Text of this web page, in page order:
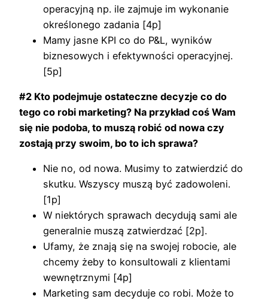
operacyjną np. ile zajmuje im wykonanie
określonego zadania [4p]
Mamy jasne KPI co do P&L, wyników
biznesowych i efektywności operacyjnej.
[5p]
#2 Kto podejmuje ostateczne decyzje co do
tego co robi marketing? Na przykład coś Wam
się nie podoba, to muszą robić od nowa czy
zostają przy swoim, bo to ich sprawa?
Nie no, od nowa. Musimy to zatwierdzić do
skutku. Wszyscy muszą być zadowoleni.
[1p]
W niektórych sprawach decydują sami ale
generalnie muszą zatwierdzać [2p].
Ufamy, że znają się na swojej robocie, ale
chcemy żeby to konsultowali z klientami
wewnętrznymi [4p]
Marketing sam decyduje co robi. Może to